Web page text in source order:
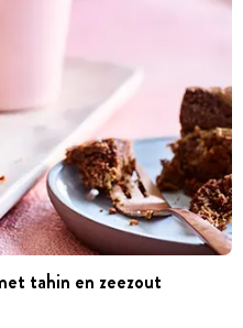
tahin en zeezout